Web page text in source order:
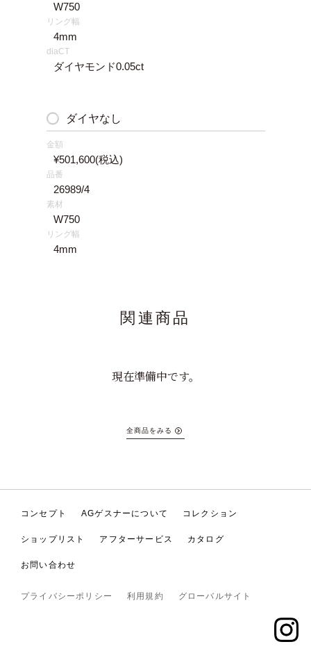
W750
リング幅
4mm
diaCT
ダイヤモンド0.05ct
ダイヤなし
金額
¥501,600(税込)
品番
26989/4
素材
W750
リング幅
4mm
関連商品
現在準備中です。
全商品をみる
コンセプト AGゲスナーについて コレクション
ショップリスト アフターサービス カタログ
お問い合わせ
プライバシーポリシー 利用規約 グローバルサイト